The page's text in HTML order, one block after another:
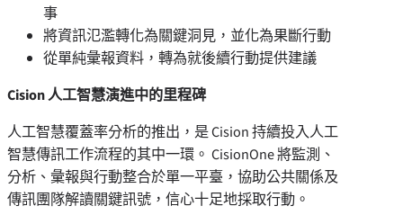
事
將資訊氾濫轉化為關鍵洞見，並化為果斷行動
從單純彙報資料，轉為就後續行動提供建議
Cision 人工智慧演進中的里程碑
人工智慧覆蓋率分析的推出，是 Cision 持續投入人工
智慧傳訊工作流程的其中一環。 CisionOne 將監測、
分析、彙報與行動整合於單一平臺，協助公共關係及
傳訊團隊解讀關鍵訊號，信心十足地採取行動。